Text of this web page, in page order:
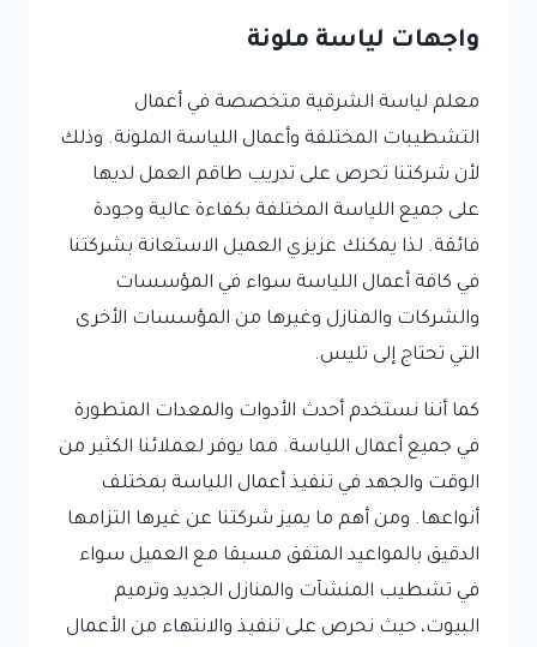
واجهات لياسة ملونة
معلم لياسة الشرقية متخصصة في أعمال
التشطيبات المختلفة وأعمال اللياسة الملونة. وذلك
لأن شركتنا تحرص على تدريب طاقم العمل لديها
على جميع اللياسة المختلفة بكفاءة عالية وجودة
فائقة. لذا يمكنك عزيزي العميل الاستعانة بشركتنا
في كافة أعمال اللياسة سواء في المؤسسات
والشركات والمنازل وغيرها من المؤسسات الأخرى
التي تحتاج إلى تليس.
كما أننا نستخدم أحدث الأدوات والمعدات المتطورة
في جميع أعمال اللياسة. مما يوفر لعملائنا الكثير من
الوقت والجهد في تنفيذ أعمال اللياسة بمختلف
أنواعها. ومن أهم ما يميز شركتنا عن غيرها التزامها
الدقيق بالمواعيد المتفق مسبقا مع العميل سواء
في تشطيب المنشآت والمنازل الجديد وترميم
البيوت، حيث نحرص على تنفيذ والانتهاء من الأعمال